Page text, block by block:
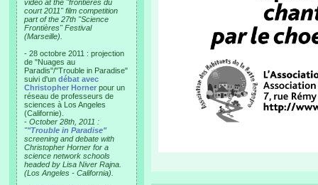
video at the "frontières du
court 2011" film competition
part of the 27th "Science
Frontières" Festival
(Marseille).
- 28 octobre 2011 : projection
de "Nuages au
Paradis"/"Trouble in Paradise"
suivi d'un débat avec
Christopher Horner pour un
réseau de professeurs de
sciences à Los Angeles
(Californie).
- October 28th, 2011 :
""Trouble in Paradise"
screening and debate with
Christopher Horner for a
science network schools
headed by Lisa Niver Rajna.
(Los Angeles - California).